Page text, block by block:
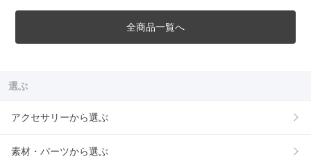
全商品一覧へ
選ぶ
アクセサリーから選ぶ
素材・パーツから選ぶ